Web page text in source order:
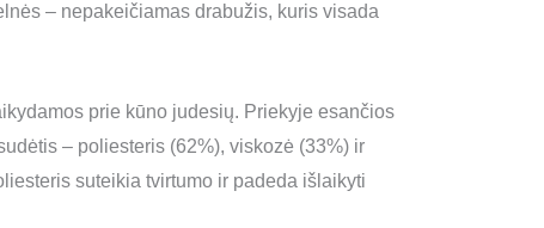
– nepakeičiamas drabužis, kuris visada
prie kūno judesių. Priekyje esančios
– poliesteris (62%), viskozė (33%) ir
suteikia tvirtumo ir padeda išlaikyti